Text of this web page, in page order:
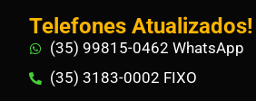
Telefones Atualizados!
(35) 99815-0462 WhatsApp
(35) 3183-0002 FIXO